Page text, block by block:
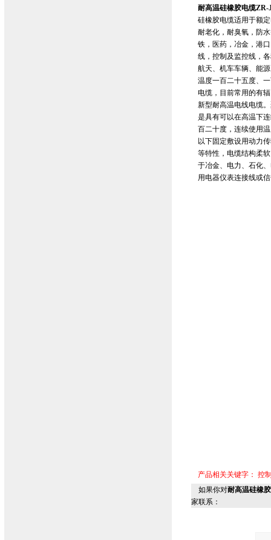
耐高温硅橡胶电缆ZR-
硅橡胶电缆适用于额
耐老化，耐臭氧，防
铁，医药，冶金，港
线，控制及监控线，
航天、机车车辆、能
温度一百二十五度、
电缆，目前常用的有
新型耐高温电线电缆
是具有可以在高温下
百二十度，连续使用
以下固定敷设用动力
等特性，电缆结构柔
于冶金、电力、石化
用电器仪表连接线或
产品相关关键字： 控
如果你对耐高温硅橡
家联系：